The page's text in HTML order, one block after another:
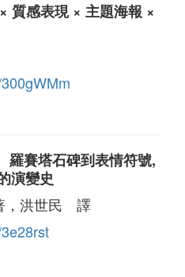
質感表現 × 主題海報 ×
羅賽塔石碑到表情符號,
演變史
洪世民 譯